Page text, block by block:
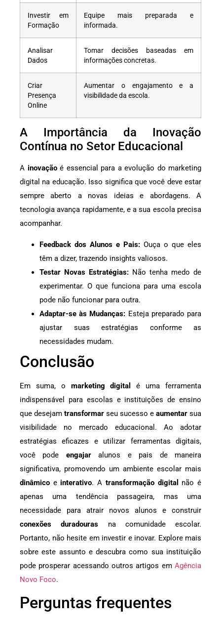
Investir em
Formação
Equipe mais preparada e
informada.
Analisar
Dados
Tomar decisões baseadas em
informações concretas.
Criar
Presença
Online
Aumentar o engajamento e a
visibilidade da escola.
A Importância da Inovação
Contínua no Setor Educacional
A inovaçãoé essencial para a evolução do marketing
digital na educação. Isso significa que você deve estar
sempre aberto a novas ideias e abordagens. A
tecnologia avança rapidamente, e a sua escola precisa
acompanhar.
Feedback dos Alunos e Pais: Ouça o que eles
têm a dizer, trazendo insights valiosos.
Testar Novas Estratégias: Não tenha medo de
experimentar. O que funciona para uma escola
pode não funcionar para outra.
Adaptar-se às Mudanças: Esteja preparado para
ajustar suas estratégias conforme as
necessidades mudam.
Conclusão
Em suma, o marketing digital
é uma ferramenta
indispensável para escolas e instituições de ensino
que desejam transformar seu sucesso e aumentar sua
visibilidade no mercado educacional. Ao adotar
estratégias eficazes e utilizar ferramentas digitais,
você pode engajaralunos e pais de maneira
significativa, promovendo um ambiente escolar mais
dinâmico e interativo. A transformação digital
não é
apenas uma tendência passageira, mas uma
necessidade para atrair novos alunos e construir
conexões duradouras na comunidade escolar.
Portanto, não hesite em investir e inovar. Explore mais
sobre este assunto e descubra como sua instituição
pode prosperar acessando outros artigos em Agência
Novo Foco.
Perguntas frequentes